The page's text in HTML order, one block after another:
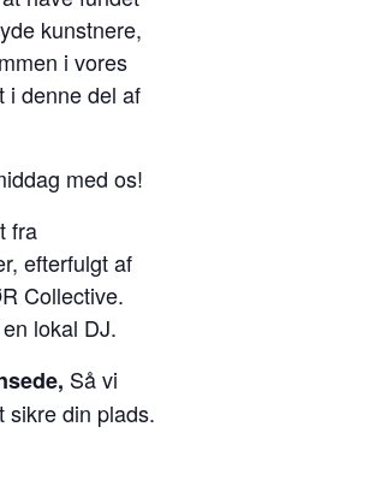
kunstnere,
i vores
i denne del af
med os!
fra
efterfulgt af
Collective.
lokal DJ.
Så vi
sikre din plads.